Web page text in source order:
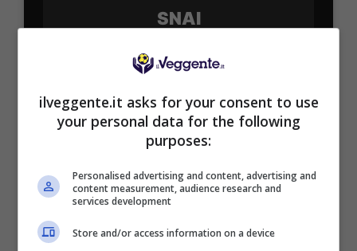
SNAI
Bonus Benvenuto Sport: fino a 1.000€
1000€
Mostra Informazioni
ilveggente.it asks for your consent to use
your personal data for the following
purposes:
Personalised advertising and content, advertising and
content measurement, audience research and
services development
Store and/or access information on a device